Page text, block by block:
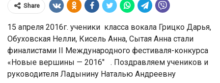
Share
15 апреля 2016г. ученики класса вокала Грицко Дарья,
Обуховская Нелли, Кисель Анна, Сытая Анна стали
финалистами II Международного фестиваля-конкурса
«Новые вершины — 2016″ . Поздравляем учеников и
руководителя Ладынину Наталью Андреевну